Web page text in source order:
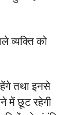
व्यक्ति को
तथा इनसे
में छूट रहेगी